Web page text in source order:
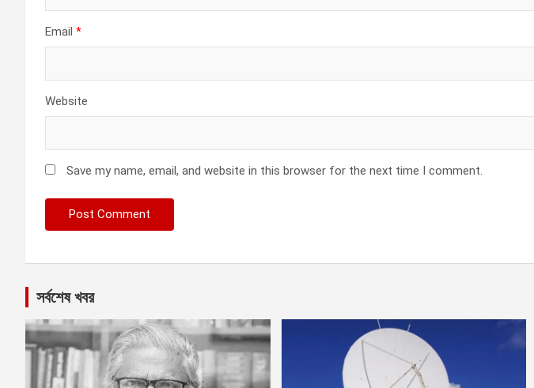
Email *
Website
Save my name, email, and website in this browser for the next time I comment.
সর্বশেষ খবর